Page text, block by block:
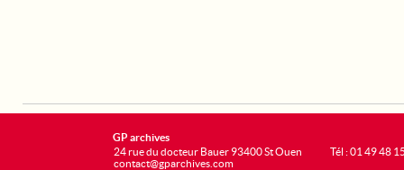
GP archives
24 rue du docteur Bauer 93400 St Ouen
contact@gparchives.com
Tél : 01 49 48